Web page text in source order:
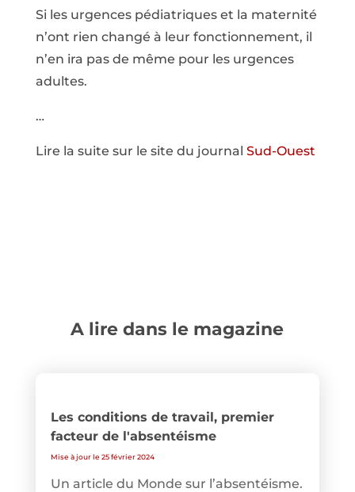
Si les urgences pédiatriques et la maternité
n’ont rien changé à leur fonctionnement, il
n’en ira pas de même pour les urgences
adultes.
…
Lire la suite sur le site du journal Sud-Ouest
A lire dans le magazine
Les conditions de travail, premier
facteur de l'absentéisme
Mise à jour le 25 février 2024
Un article du Monde sur l’absentéisme.